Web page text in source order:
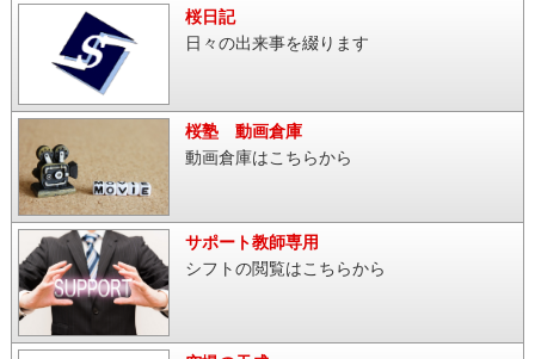
桜日記
日々の出来事を綴ります
桜塾 動画倉庫
動画倉庫はこちらから
サポート教師専用
シフトの閲覧はこちらから